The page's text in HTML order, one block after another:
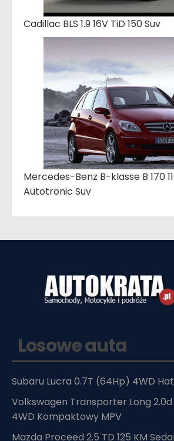
Cadillac BLS 1.9 16V TiD 150 Suv
Mercedes-Benz B-klasse B 170
Autotronic Suv
Losowe auta
Subaru Lucra 0.7T (64Hp) 4WD
Volkswagen Transporter Long 2.0d
4WD Kompaktowy MPV
Mazda Proceed 2.5 TD 125 KM